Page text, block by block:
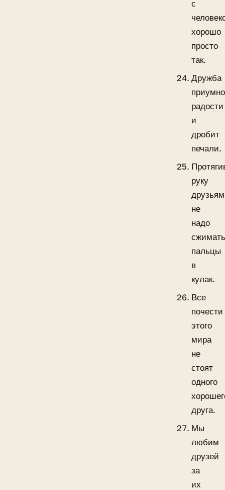
с
хорошо
просто
так.
Дружба
радости
и
дробит
печали.
руку
не
надо
пальцы
в
кулак.
Все
почести
этого
мира
не
стоят
одного
друга.
Мы
любим
друзей
за
их